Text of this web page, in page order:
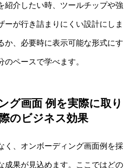
紹介したい時、ツールチップや強
ーが行き詰まりにくい設計にしま
か、必要時に表示可能な形式にす
のペースで学べます。
グ画面 例を実際に取り
のビジネス効果
く、オンボーディング画面例を採
成果が見込めます。ここではどの